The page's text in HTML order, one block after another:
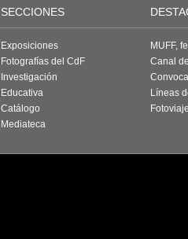
SECCIONES
Exposiciones
Fotografías del CdF
Investigación
Educativa
Catálogo
Mediateca
MUFF,
Canal
Líneas